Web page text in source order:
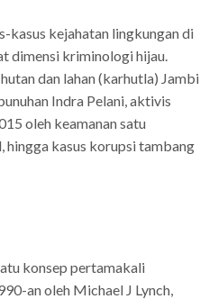
kasus kejahatan lingkungan di
dimensi kriminologi hijau.
dan lahan (karhutla) Jambi
Indra Pelani, aktivis
oleh keamanan satu
hingga kasus korupsi tambang
konsep pertamakali
an oleh Michael J Lynch,